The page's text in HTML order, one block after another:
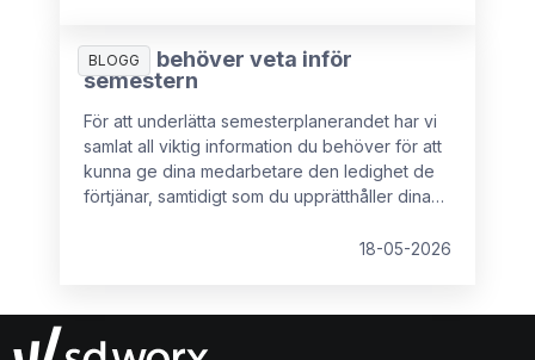
BLOGG
Allt du behöver veta inför
semestern
För att underlätta semesterplanerandet har vi
samlat all viktig information du behöver för att
kunna ge dina medarbetare den ledighet de
förtjänar, samtidigt som du upprätthåller dina
18-05-2026